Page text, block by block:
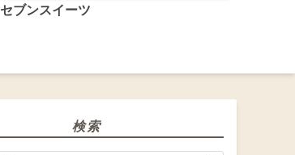
セブンスイーツ
検索